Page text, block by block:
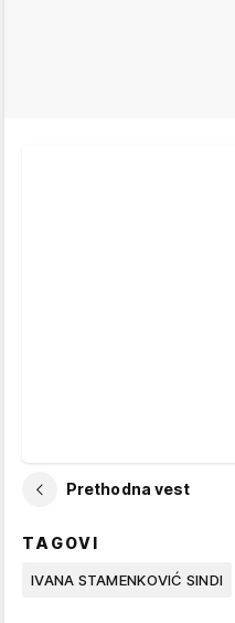
Prethodna vest
TAGOVI
IVANA STAMENKOVIĆ SINDI